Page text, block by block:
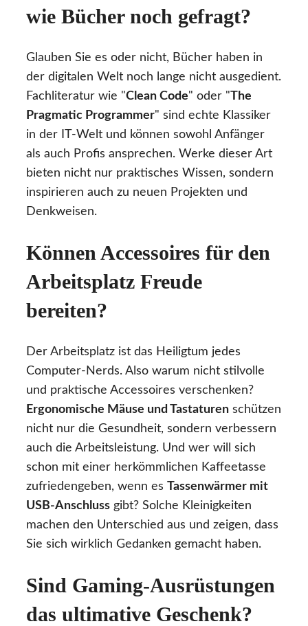
wie Bücher noch gefragt?
Glauben Sie es oder nicht, Bücher haben in
der digitalen Welt noch lange nicht ausgedient.
Fachliteratur wie "Clean Code" oder "The
Pragmatic Programmer" sind echte Klassiker
in der IT-Welt und können sowohl Anfänger
als auch Profis ansprechen. Werke dieser Art
bieten nicht nur praktisches Wissen, sondern
inspirieren auch zu neuen Projekten und
Denkweisen.
Können Accessoires für den
Arbeitsplatz Freude
bereiten?
Der Arbeitsplatz ist das Heiligtum jedes
Computer-Nerds. Also warum nicht stilvolle
und praktische Accessoires verschenken?
Ergonomische Mäuse und Tastaturen schützen
nicht nur die Gesundheit, sondern verbessern
auch die Arbeitsleistung. Und wer will sich
schon mit einer herkömmlichen Kaffeetasse
zufriedengeben, wenn es Tassenwärmer mit
USB-Anschluss gibt? Solche Kleinigkeiten
machen den Unterschied aus und zeigen, dass
Sie sich wirklich Gedanken gemacht haben.
Sind Gaming-Ausrüstungen
das ultimative Geschenk?